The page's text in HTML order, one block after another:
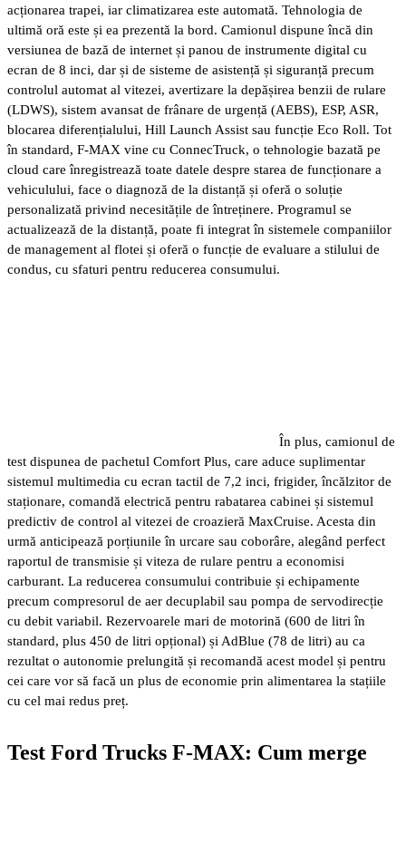
acționarea trapei, iar climatizarea este automată. Tehnologia de
ultimă oră este și ea prezentă la bord. Camionul dispune încă din
versiunea de bază de internet și panou de instrumente digital cu
ecran de 8 inci, dar și de sisteme de asistență și siguranță precum
controlul automat al vitezei, avertizare la depășirea benzii de rulare
(LDWS), sistem avansat de frânare de urgență (AEBS), ESP, ASR,
blocarea diferențialului, Hill Launch Assist sau funcție Eco Roll. Tot
în standard, F-MAX vine cu ConnecTruck, o tehnologie bazată pe
cloud care înregistrează toate datele despre starea de funcționare a
vehiculului, face o diagnoză de la distanță și oferă o soluție
personalizată privind necesitățile de întreținere. Programul se
actualizează de la distanță, poate fi integrat în sistemele companiilor
de management al flotei și oferă o funcție de evaluare a stilului de
condus, cu sfaturi pentru reducerea consumului.
În plus, camionul de
test dispunea de pachetul Comfort Plus, care aduce suplimentar
sistemul multimedia cu ecran tactil de 7,2 inci, frigider, încălzitor de
staționare, comandă electrică pentru rabatarea cabinei și sistemul
predictiv de control al vitezei de croazieră MaxCruise. Acesta din
urmă anticipează porțiunile în urcare sau coborâre, alegând perfect
raportul de transmisie și viteza de rulare pentru a economisi
carburant. La reducerea consumului contribuie și echipamente
precum compresorul de aer decuplabil sau pompa de servodirecție
cu debit variabil. Rezervoarele mari de motorină (600 de litri în
standard, plus 450 de litri opțional) și AdBlue (78 de litri) au ca
rezultat o autonomie prelungită și recomandă acest model și pentru
cei care vor să facă un plus de economie prin alimentarea la stațiile
cu cel mai redus preț.
Test Ford Trucks F-MAX: Cum merge